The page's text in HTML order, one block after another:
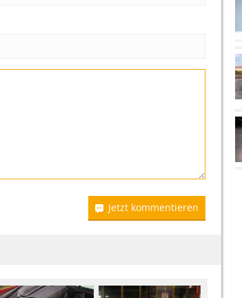
Jetzt kommentieren